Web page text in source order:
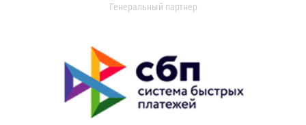
Генеральный партнер